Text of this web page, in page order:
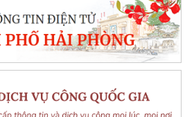
thực hiện thắng lợi Nghị quyết số 11-
khai Nghị quyết số 57-NQ/TW, tạo đột